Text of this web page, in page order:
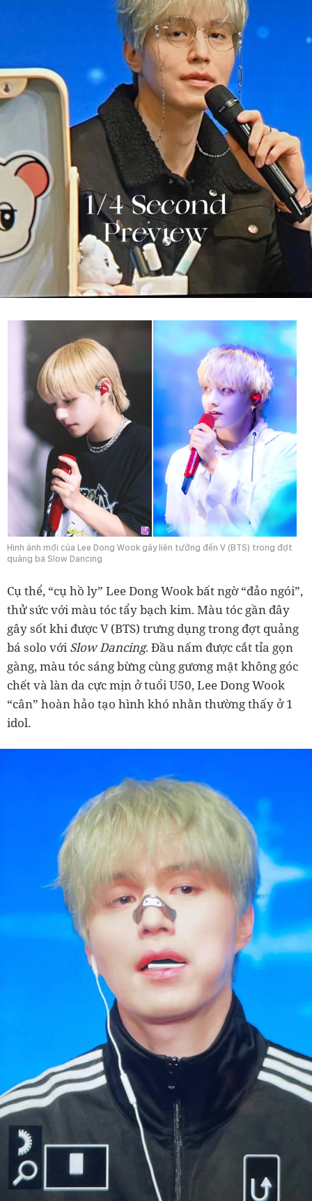
Hình ảnh mới của Lee Dong Wook gây liên tưởng đến V (BTS) trong đợt
quảng bá Slow Dancing
Cụ thể, “cụ hồ ly” Lee Dong Wook bất ngờ “đảo ngói”,
thử sức với màu tóc tẩy bạch kim. Màu tóc gần đây
gây sốt khi được V (BTS) trưng dụng trong đợt quảng
bá solo vớiSlow Dancing. Đầu nấm được cắt tỉa gọn
gàng, màu tóc sáng bừng cùng gương mặt không góc
chết và làn da cực mịn ở tuổi U50, Lee Dong Wook
“cân” hoàn hảo tạo hình khó nhằn thường thấy ở 1
idol.